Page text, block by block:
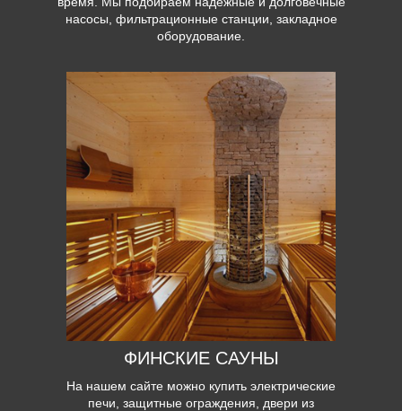
насосы, фильтрационные станции, закладное
оборудование.
ФИНСКИЕ САУНЫ
На нашем сайте можно купить электрические
печи, защитные ограждения, двери из